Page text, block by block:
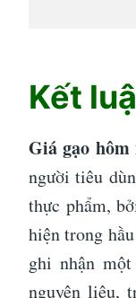
Kết
Giá gạo hôm
người tiêu
thực phẩm,
hiện trong
ghi nhận
nguyên liệu,